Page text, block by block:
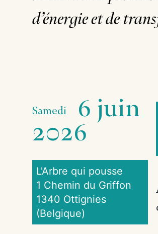
d’énergie et de
Samedi
6 juin
2026
L'Arbre qui pousse
1 Chemin du Griffon
1340 Ottignies
(Belgique)